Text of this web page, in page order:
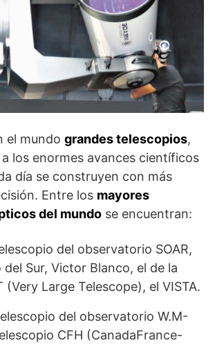
el mundo grandes telescopios,
los enormes avances científicos
día se construyen con más
Entre los mayores
del mundo se encuentran:
del observatorio SOAR,
del Sur, Victor Blanco, el de la
(Very Large Telescope), el VISTA.
del observatorio W.M-
CFH (CanadaFrance-